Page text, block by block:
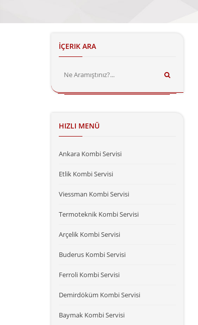
İÇERIK ARA
HIZLI MENÜ
Ankara Kombi Servisi
Etlik Kombi Servisi
Viessman Kombi Servisi
Termoteknik Kombi Servisi
Arçelik Kombi Servisi
Buderus Kombi Servisi
Ferroli Kombi Servisi
Demirdöküm Kombi Servisi
Baymak Kombi Servisi